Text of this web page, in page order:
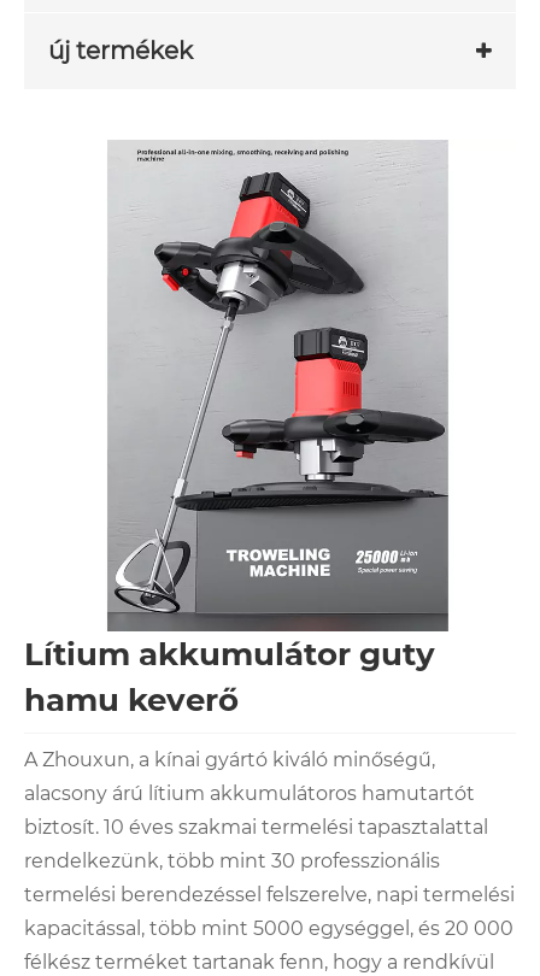
új termékek
Lítium akkumulátor guty
hamu keverő
A Zhouxun, a kínai gyártó kiváló minőségű,
alacsony árú lítium akkumulátoros hamutartót
biztosít. 10 éves szakmai termelési tapasztalattal
rendelkezünk, több mint 30 professzionális
termelési berendezéssel felszerelve, napi termelési
kapacitással, több mint 5000 egységgel, és 20 000
félkész terméket tartanak fenn, hogy a rendkívül